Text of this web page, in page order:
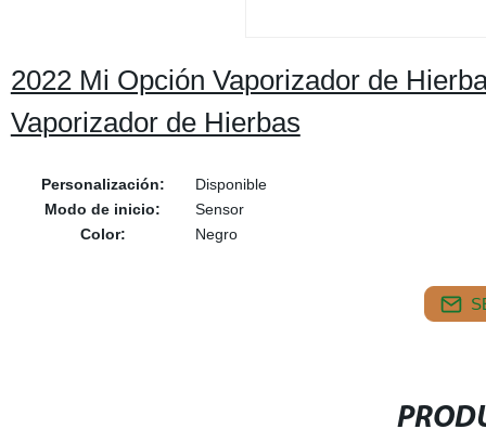
2022 Mi Opción Vaporizador de
Vaporizador de Hierbas
Personalización:
Disponible
Modo de inicio:
Sensor
Color:
Negro